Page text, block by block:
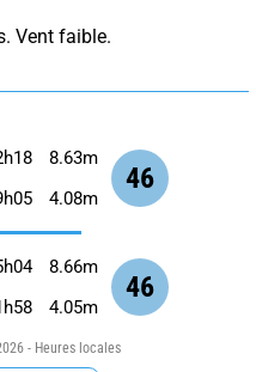
Vent faible.
46
8.63m
4.08m
46
8.66m
4.05m
- Heures locales